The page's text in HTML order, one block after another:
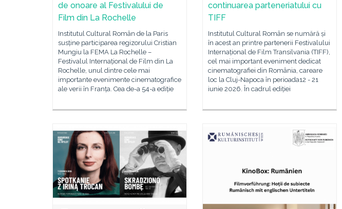
de onoare al Festivalului de
Film din La Rochelle
Institutul Cultural Român de la Paris
susține participarea regizorului Cristian
Mungiu la FEMA La Rochelle –
Festivalul Internațional de Film din La
Rochelle, unul dintre cele mai
importante evenimente cinematografice
ale verii în Franța. Cea de-a 54-a ediție
continuarea parteneriatului cu
TIFF
Institutul Cultural Român se numără și
în acest an printre partenerii Festivalului
Internațional de Film Transilvania (TIFF),
cel mai important eveniment dedicat
cinematografiei din România, careare
loc la Cluj-Napoca în perioada12 - 21
iunie 2026. În cadrul ediției